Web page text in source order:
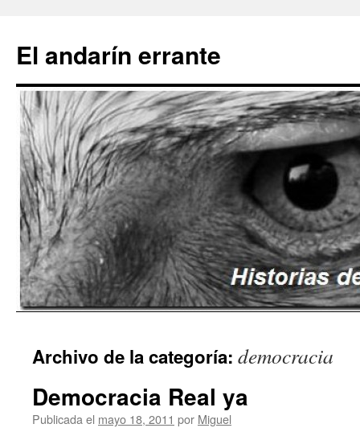
contenido
El andarín errante
Archivo de la categoría: democracia
Democracia Real ya
Publicada el mayo 18, 2011 por Miguel